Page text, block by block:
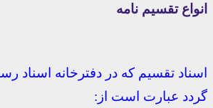
انواع تقسیم نامه
اسناد تقسیم که در دفترخانه اسناد
گردد عبارت است از: